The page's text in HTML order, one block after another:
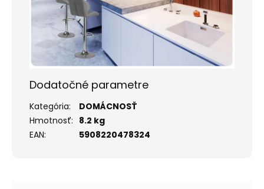
Dodatočné parametre
Kategória:
DOMÁCNOSŤ
Hmotnosť: 8.2 kg
EAN: 5908220478324